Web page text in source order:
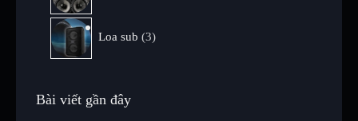
Loa sub 3
Bài viết gần đây